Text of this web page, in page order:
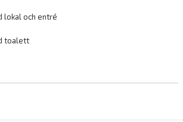
lokal och entré
toalett